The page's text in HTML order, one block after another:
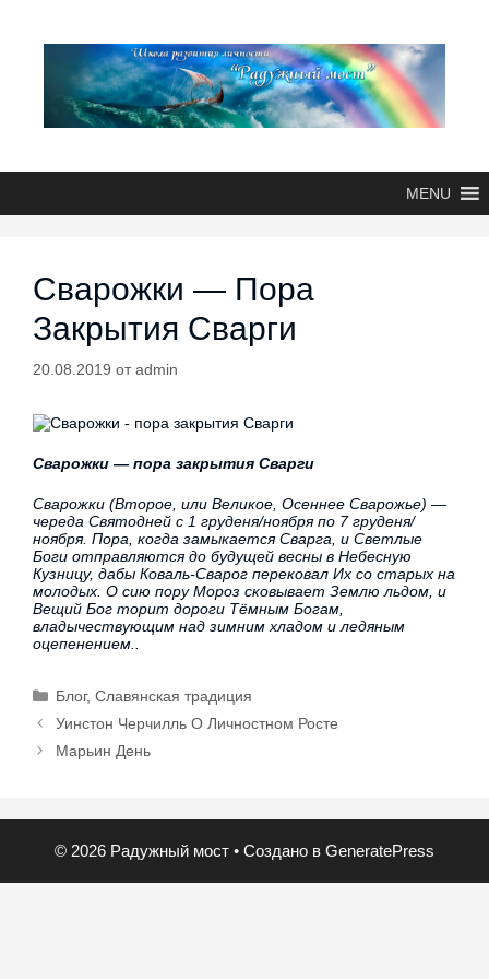
MENU
Сварожки — Пора
Закрытия Сварги
20.08.2019 отadmin
Сварожки — пора закрытия Сварги
Сварожки (Второе, или Великое, Осеннее Сварожье) —
череда Святодней с 1 груденя/ноября по 7 груденя/
ноября. Пора, когда замыкается Сварга, и Светлые
Боги отправляются до будущей весны в Небесную
Кузницу, дабы Коваль-Сварог перековал Их со старых на
молодых. О сию пору Мороз сковывает Землю льдом, и
Вещий Бог торит дороги Тёмным Богам,
владычествующим над зимним хладом и ледяным
оцепенением..
Блог,Славянская традиция
Уинстон Черчилль О Личностном Росте
Марьин День
© 2026 Радужный мост • Создано в GeneratePress